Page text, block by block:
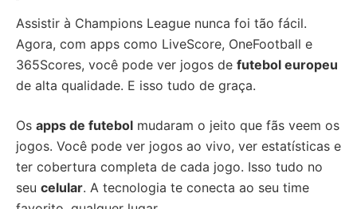
Assistir à Champions League nunca foi tão fácil.
Agora, com apps como LiveScore, OneFootball e
365Scores, você pode ver jogos de futebol europeu
de alta qualidade. E isso tudo de graça.
Os apps de futebol mudaram o jeito que fãs veem os
jogos. Você pode ver jogos ao vivo, ver estatísticas e
ter cobertura completa de cada jogo. Isso tudo no
seu celular. A tecnologia te conecta ao seu time